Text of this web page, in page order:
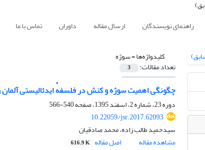
راهنمای نویسندگان ارسال مقاله داوران تماس با ما
کلیدواژه‌ها =سوژه
تعداد مقالات: 3
چگونگی اهمیت سوژه و کنش در فلسفهٔ ایدئالیستی
دوره 23، شماره 2، اسفند 1395، صفحه
540-566
10.22059/jsr.2017.62093
سیدحمید طالب زاده، محمد صادقیان
مشاهده مقاله
اصل مقاله 616.9 K